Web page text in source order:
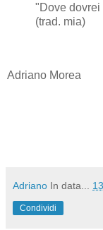
"Dove dovrei
(trad. mia)
Adriano Morea
Adriano In data...
Condividi